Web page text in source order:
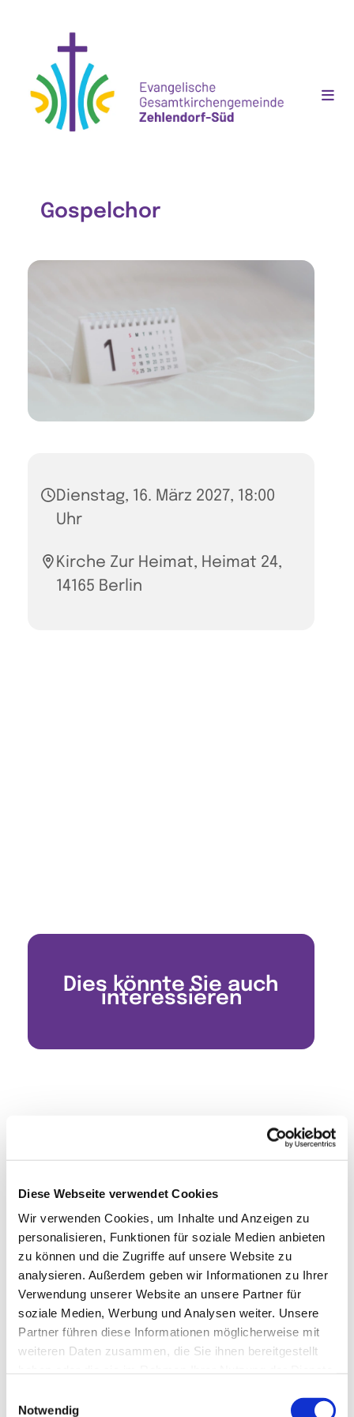
Diese Webseite verwendet Cookies
Wir verwenden Cookies, um Inhalte und Anzeigen zu
personalisieren, Funktionen für soziale Medien anbieten
zu können und die Zugriffe auf unsere Website zu
analysieren. Außerdem geben wir Informationen zu Ihrer
Verwendung unserer Website an unsere Partner für
soziale Medien, Werbung und Analysen weiter. Unsere
Partner führen diese Informationen möglicherweise mit
weiteren Daten zusammen, die Sie ihnen bereitgestellt
Notwendig
Gospelchor
Dienstag, 16. März 2027, 18:00
Uhr
Kirche Zur Heimat, Heimat 24,
14165 Berlin
Dies könnte Sie auch
interessieren